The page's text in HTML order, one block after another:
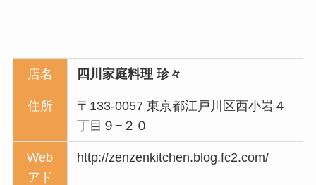
店名 四川家庭料理 珍々
住所
〒133-0057 東京都江戸川区西小岩４
丁目９−２０
Web
アド
http://zenzenkitchen.blog.fc2.com/